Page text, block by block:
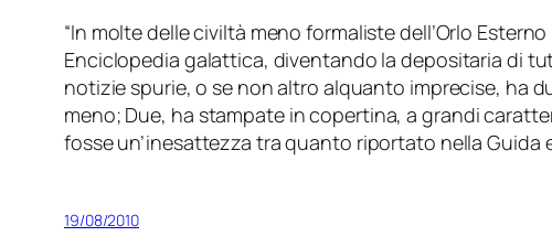
“In molte delle civiltà meno formaliste dell’Orlo
Enciclopedia galattica, diventando la depositaria di
notizie spurie, o se non altro alquanto imprecise, ha
meno; Due, ha stampate in copertina, a grandi
fosse un’inesattezza tra quanto riportato nella Guida
19/08/2010